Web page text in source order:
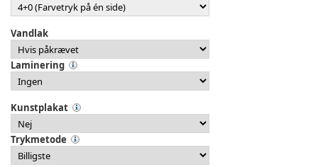
Vandlak
Laminering
Kunstplakat
Trykmetode